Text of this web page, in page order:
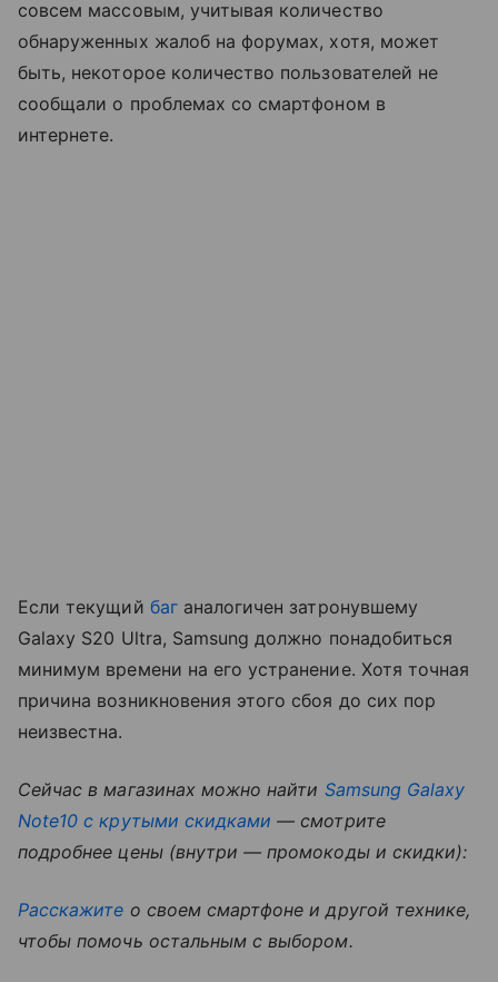
совсем массовым, учитывая количество
обнаруженных жалоб на форумах, хотя, может
быть, некоторое количество пользователей не
сообщали о проблемах со смартфоном в
интернете.
Если текущий баганалогичен затронувшему
Galaxy S20 Ultra, Samsung должно понадобиться
минимум времени на его устранение. Хотя точная
причина возникновения этого сбоя до сих пор
неизвестна.
Cейчас в магазинах можно найти Samsung Galaxy
Note10 с крутыми скидками — смотрите
подробнее цены (внутри — промокоды и скидки):
Расскажите о своем смартфоне и другой технике,
чтобы помочь остальным с выбором.